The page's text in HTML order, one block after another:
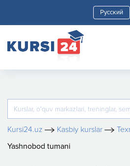
Kursi24.uz Kasbiy kurslar
Yashnobod tumani